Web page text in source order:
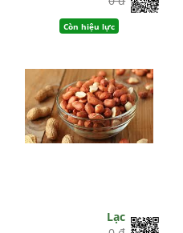
Còn hiệu lực
Lạc